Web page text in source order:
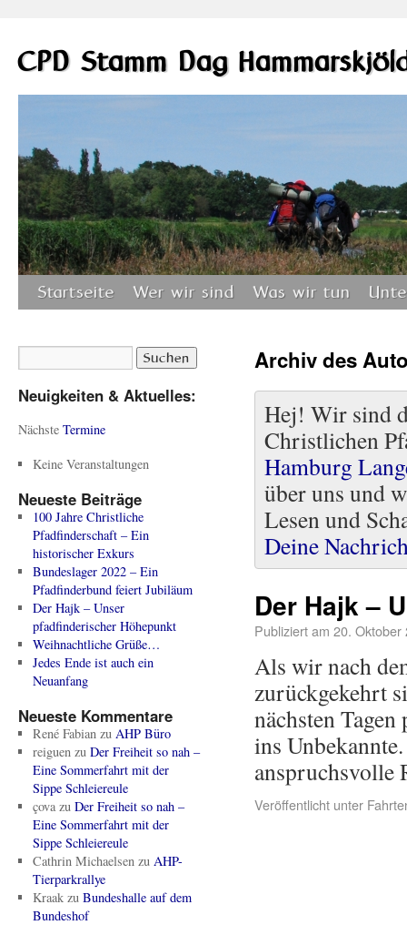
CPD Stamm Dag
Startseite Wer wir sind Was wir tun
Archiv des
Hej! Wir sind
Christlichen
Hamburg
über uns und
Lesen und
Deine
Der Hajk –
Publiziert am 20. Oktober
Als wir nach
zurückgekehrt
nächsten
ins
Veröffentlicht unter
Neuigkeiten & Aktuelles:
Nächste Termine
Keine Veranstaltungen
Neueste Beiträge
100 Jahre Christliche
Pfadfinderschaft – Ein
historischer Exkurs
Bundeslager 2022 – Ein
Pfadfinderbund feiert Jubiläum
Der Hajk – Unser
pfadfinderischer Höhepunkt
Weihnachtliche Grüße…
Jedes Ende ist auch ein
Neuanfang
Neueste Kommentare
René Fabianzu AHP Büro
reiguenzu Der Freiheit so nah –
Eine Sommerfahrt mit der
Sippe Schleiereule
çovazu Der Freiheit so nah –
Eine Sommerfahrt mit der
Sippe Schleiereule
Cathrin Michaelsenzu AHP-
Tierparkrallye
Kraakzu Bundeshalle auf dem
Bundeshof